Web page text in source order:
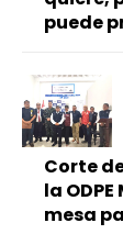
puede
Corte
la
mesa